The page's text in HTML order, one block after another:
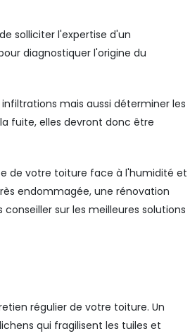
solliciter l'expertise d'un
diagnostiquer l'origine du
mais aussi déterminer les
fuite, elles devront donc être
de votre toiture face à l'humidité et
endommagée, une rénovation
conseiller sur les meilleures solutions
régulier de votre toiture. Un
qui fragilisent les tuiles et